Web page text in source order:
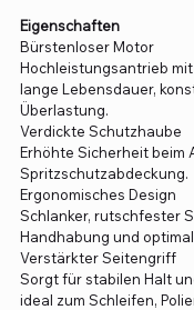
Eigenschaften
Bürstenloser Motor
Hochleistungsantrieb
lange Lebensdauer,
Überlastung.
Verdickte Schutzhaube
Erhöhte Sicherheit beim
Spritzschutzabdeckung.
Ergonomisches Design
Schlanker, rutschfester
Handhabung und
Verstärkter Seitengriff
Sorgt für stabilen Halt
ideal zum Schleifen,